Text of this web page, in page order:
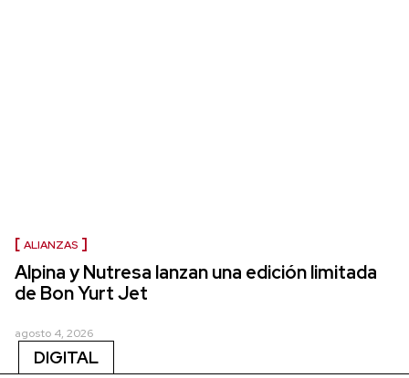
ALIANZAS
Alpina y Nutresa lanzan una edición limitada
de Bon Yurt Jet
agosto 4, 2026
DIGITAL